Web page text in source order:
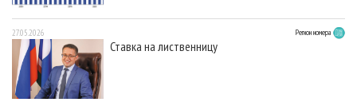
27.05.2026 Регион номера
Ставка на лиственницу